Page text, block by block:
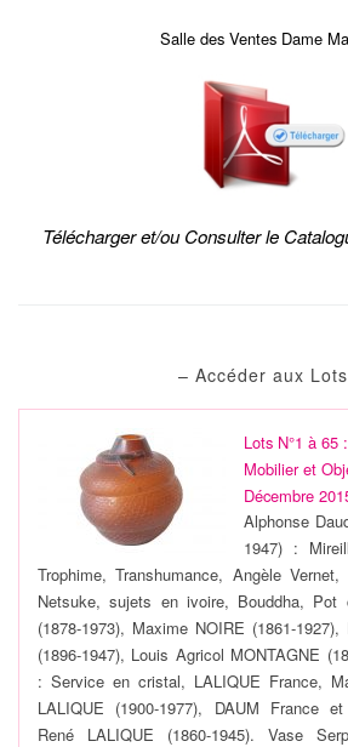
Salle des Ventes Dame
Télécharger et/ou Consulter le
– Accéder aux
Lots N°1 à 65
Mobilier et
Décembre
Alphonse
1947) :
Trophime, Transhumance, Angèle
Netsuke, sujets en ivoire, Bouddha, Pot
(1878-1973), Maxime NOIRE (1861-
(1896-1947), Louis Agricol MONTAGNE
: Service en cristal, LALIQUE France,
LALIQUE (1900-1977), DAUM France
René LALIQUE (1860-1945). Vase